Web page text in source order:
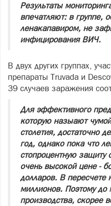
Результаты
впечатляют: в группе,
ленакапавиром, не
инфицирования ВИЧ.
В двух других группах,
препараты Truvada и
39 случаев заражения
Для эффективного
которую назыают
столетия, достаточно
год, однако пока что
стопроцентную защиту
очень высокой цене -
долларов. В пересчете
миллионов. Поэтому до
производства, скорее